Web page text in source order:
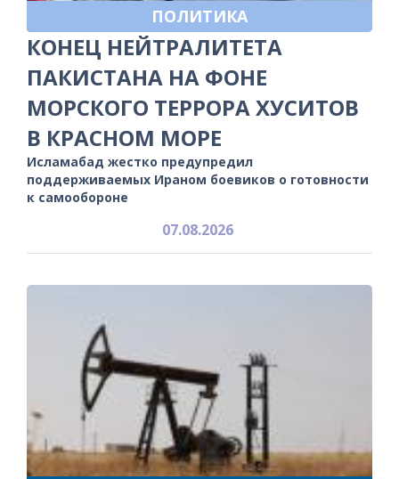
ПОЛИТИКА
КОНЕЦ НЕЙТРАЛИТЕТА
ПАКИСТАНА НА ФОНЕ
МОРСКОГО ТЕРРОРА ХУСИТОВ
В КРАСНОМ МОРЕ
Исламабад жестко предупредил
поддерживаемых Ираном боевиков о готовности
к самообороне
07.08.2026